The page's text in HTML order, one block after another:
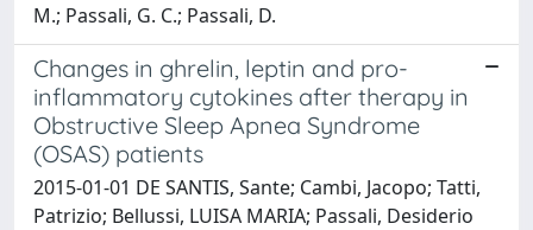
M.; Passali, G. C.; Passali, D.
Changes in ghrelin, leptin and pro-
inflammatory cytokines after therapy in
Obstructive Sleep Apnea Syndrome
(OSAS) patients
2015-01-01 DE SANTIS, Sante; Cambi, Jacopo; Tatti,
Patrizio; Bellussi, LUISA MARIA; Passali, Desiderio